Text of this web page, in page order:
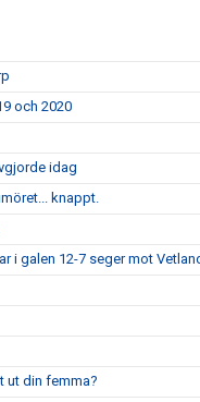
och 2020
idag
knappt.
i galen 12-7 seger mot
ut din femma?